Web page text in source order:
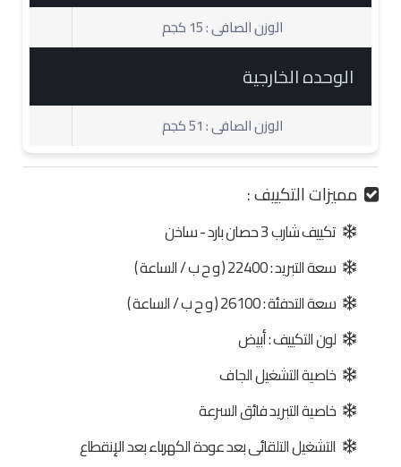
الوزن الصافى : 15 كجم
الوحده الخارجية
الوزن الصافى : 51 كجم
مميزات التكييف :
تكييف شارب 3 حصان بارد - ساخن
سعة التبريد : 22400 ( و ح ب / الساعة )
سعة التدفئة : 26100 ( و ح ب / الساعة )
لون التكييف : أبيض
خاصية التشغيل الجاف
خاصية التبريد فائق السرعة
التشغيل التلقائى بعد عودة الكهرباء بعد الإنقطاع